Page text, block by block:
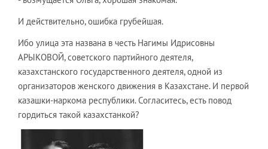
И действительно, ошибка грубейшая.
Ибо улица эта названа в честь Нагимы Идрисовны
АРЫКОВОЙ, советского партийного деятеля,
казахстанского государственного деятеля, одной из
организаторов женского движения в Казахстане. И первой
казашки-наркома республики. Согласитесь, есть повод
гордиться такой казахстанкой?